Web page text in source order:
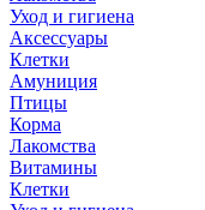
Уход и гигиена
Аксессуары
Клетки
Амуниция
Птицы
Корма
Лакомства
Витамины
Клетки